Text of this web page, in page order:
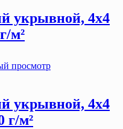
укрывной, 4х4
м²
просмотр
укрывной, 4х4
г/м²